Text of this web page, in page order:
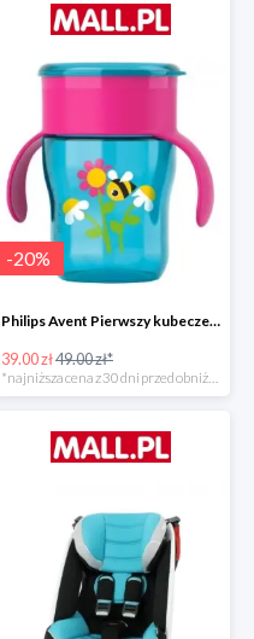
-20%
Philips Avent Pierwszy kubeczek 260 ml -20%
39.00 zł49.00 zł*
*najniższa cena z 30 dni przed obniżką